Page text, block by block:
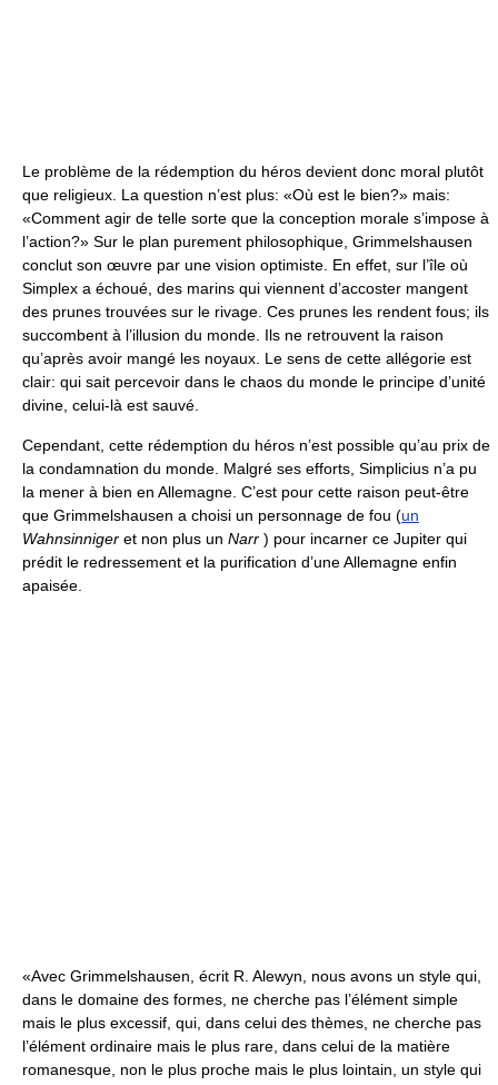
Le problème de la rédemption du héros devient donc moral plutôt
que religieux. La question n’est plus: «Où est le bien?» mais:
«Comment agir de telle sorte que la conception morale s’impose à
l’action?» Sur le plan purement philosophique, Grimmelshausen
conclut son œuvre par une vision optimiste. En effet, sur l’île où
Simplex a échoué, des marins qui viennent d’accoster mangent
des prunes trouvées sur le rivage. Ces prunes les rendent fous; ils
succombent à l’illusion du monde. Ils ne retrouvent la raison
qu’après avoir mangé les noyaux. Le sens de cette allégorie est
clair: qui sait percevoir dans le chaos du monde le principe d’unité
divine, celui-là est sauvé.
Cependant, cette rédemption du héros n’est possible qu’au prix de
la condamnation du monde. Malgré ses efforts, Simplicius n’a pu
la mener à bien en Allemagne. C’est pour cette raison peut-être
que Grimmelshausen a choisi un personnage de fou (un
Wahnsinniger et non plus un Narr ) pour incarner ce Jupiter qui
prédit le redressement et la purification d’une Allemagne enfin
apaisée.
«Avec Grimmelshausen, écrit R. Alewyn, nous avons un style qui,
dans le domaine des formes, ne cherche pas l’élément simple
mais le plus excessif, qui, dans celui des thèmes, ne cherche pas
l’élément ordinaire mais le plus rare, dans celui de la matière
romanesque, non le plus proche mais le plus lointain, un style qui